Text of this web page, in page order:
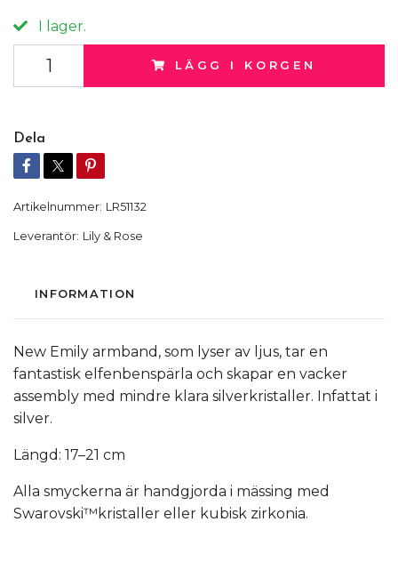
I lager.
LÄGG I KORGEN
Dela
Artikelnummer: LR51132
Leverantör: Lily & Rose
INFORMATION
New Emily armband, som lyser av ljus, tar en
fantastisk elfenbenspärla och skapar en vacker
assembly med mindre klara silverkristaller. Infattat i
silver.
Längd: 17–21 cm
Alla smyckerna är handgjorda i mässing med
Swarovski™kristaller eller kubisk zirkonia.